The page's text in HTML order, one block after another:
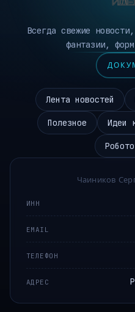
Всегда свежие
фантазии,
Лента новостей
Полезное Идеи
Чаиников
ИНН
EMAIL
ТЕЛЕФОН
АДРЕС